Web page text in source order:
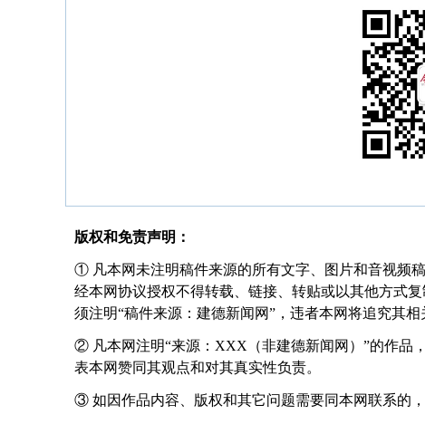
版权和免责声明：
① 凡本网未注明稿件来源的所有文字、图片和音视频
经本网协议授权不得转载、链接、转贴或以其他方式
须注明“稿件来源：建德新闻网”，违者本网将追究其相
② 凡本网注明“来源：XXX（非建德新闻网）”的作品
表本网赞同其观点和对其真实性负责。
③ 如因作品内容、版权和其它问题需要同本网联系的，